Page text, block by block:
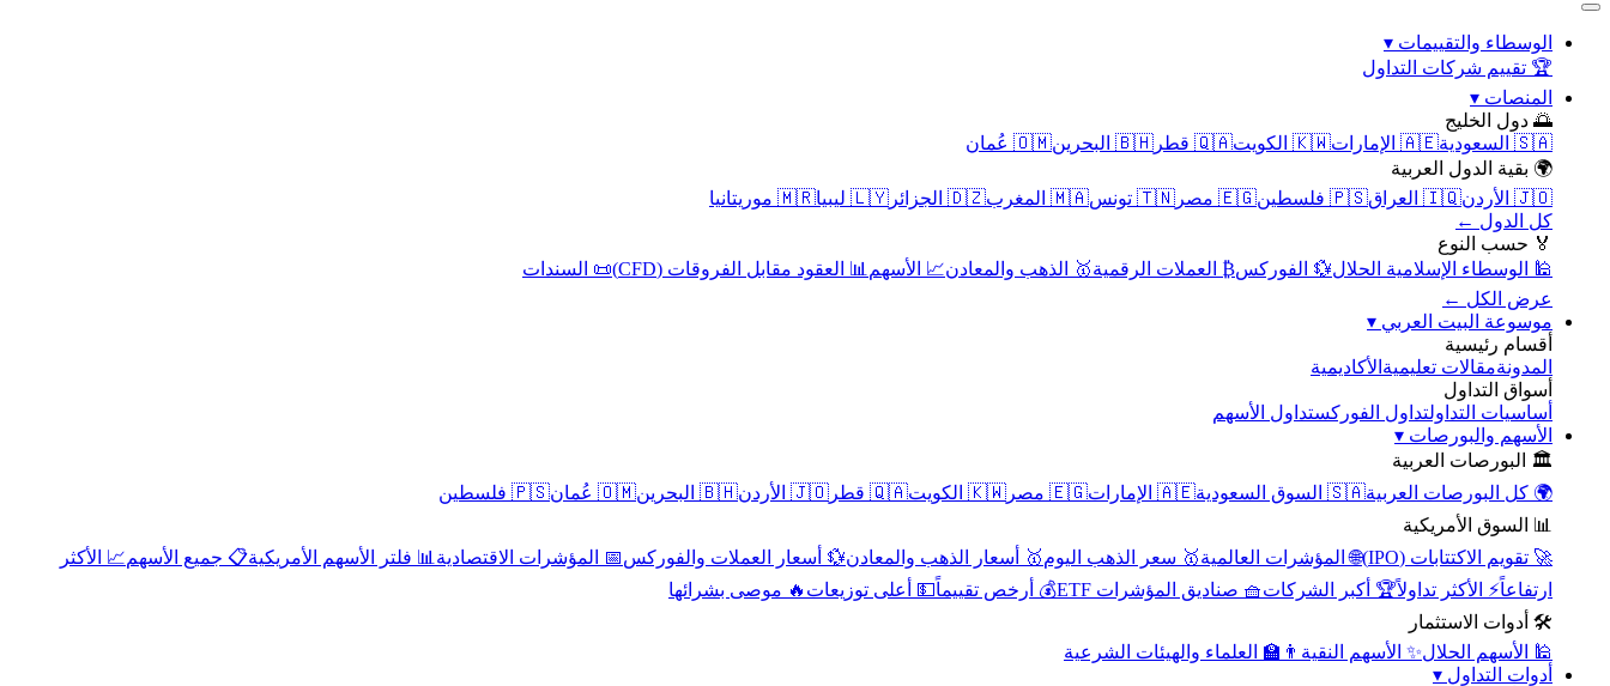
الوسطاء والتقييمات ▾
🏆 تقييم شركات التداول
المنصات ▾
🌅 دول الخليج
🇸🇦 السعودية
🇦🇪 الإمارات 🇰🇼 الكويت 🇶🇦 قطر 🇧🇭 البحرين
🇴🇲 عُمان
🌍 بقية الدول العربية
🇯🇴 الأردن
🇮🇶 العراق 🇵🇸 فلسطين 🇪🇬 مصر 🇹🇳 تونس 🇲🇦 المغرب 🇩🇿 الجزائر 🇱🇾 ليبيا
🇲🇷 موريتانيا
كل الدول ←
🏅 حسب النوع
🕌 الوسطاء الإسلامية الحلال💱 الفوركس₿ العملات الرقمية🥇 الذهب والمعادن📈 الأسهم 📊 العقود مقابل الفروقات (CFD)
📜 السندات
عرض الكل ←
موسوعة البيت العربي ▾
أقسام رئيسية
المدونةمقالات تعليمية الأكاديمية
أسواق التداول
أساسيات التداولتداول الفوركستداول الأسهم
الأسهم والبورصات ▾
🏛️ البورصات العربية
🌍 كل البورصات العربية🇸🇦 السوق السعودية 🇦🇪 الإمارات 🇪🇬 مصر 🇰🇼 الكويت 🇶🇦 قطر 🇯🇴 الأردن 🇧🇭 البحرين 🇴🇲 عُمان
🇵🇸 فلسطين
📊 السوق الأمريكية
🚀 تقويم الاكتتابات (IPO)
🌐 المؤشرات العالمية🥇 سعر الذهب اليوم🥇 أسعار الذهب والمعادن💱 أسعار العملات والفوركس📅 المؤشرات الاقتصادية 📊 فلتر الأسهم الأمريكية📋 جميع الأسهم📈 الأكثر
ارتفاعاً⚡ الأكثر تداولاً🏆 أكبر الشركات🧺 صناديق المؤشرات ETF 💰 أرخص تقييماً💵 أعلى توزيعات 🔥 موصى بشرائها
🛠️ أدوات الاستثمار
🕌 الأسهم الحلال✨ الأسهم النقية 👨‍🏫 العلماء والهيئات الشرعية
أدوات التداول ▾